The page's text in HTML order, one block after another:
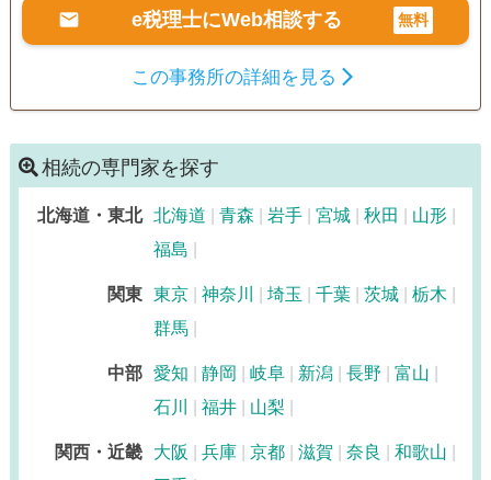
e税理士にWeb相談する 無料
この事務所の詳細を見る
相続の専門家を探す
北海道・東北 北海道 青森 岩手 宮城 秋田
山形
福島
関東 東京 神奈川 埼玉 千葉 茨城
栃木
群馬
中部 愛知 静岡 岐阜 新潟 長野
富山
石川
福井 山梨
関西・近畿 大阪 兵庫 京都 滋賀 奈良
和歌山